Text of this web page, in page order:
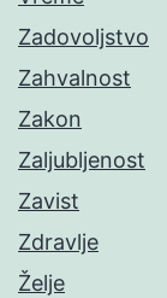
Zadovoljstvo
Zahvalnost
Zakon
Zaljubljenost
Zavist
Zdravlje
Želje